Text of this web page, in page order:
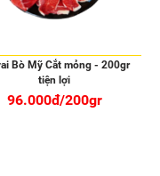
Bò Mỹ Cắt mỏng - 200gr
tiện lợi
96.000đ/200gr